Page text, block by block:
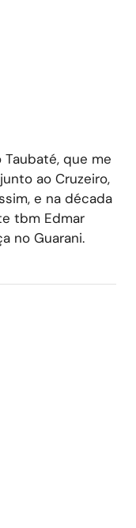
que me
ao Cruzeiro,
e na década
tbm Edmar
no Guarani.